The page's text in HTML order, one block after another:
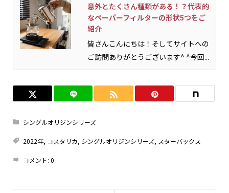
意外とたくさん種類がある！？代表的
なペーパーフィルターの形状5つをご
紹介
皆さんこんにちは！そしてサイトへの
ご訪問ありがとうございます^ ^今回...
シングルオリジンシリーズ
2022年, コスタリカ, シングルオリジンシリーズ, スターバックス
コメント: 0